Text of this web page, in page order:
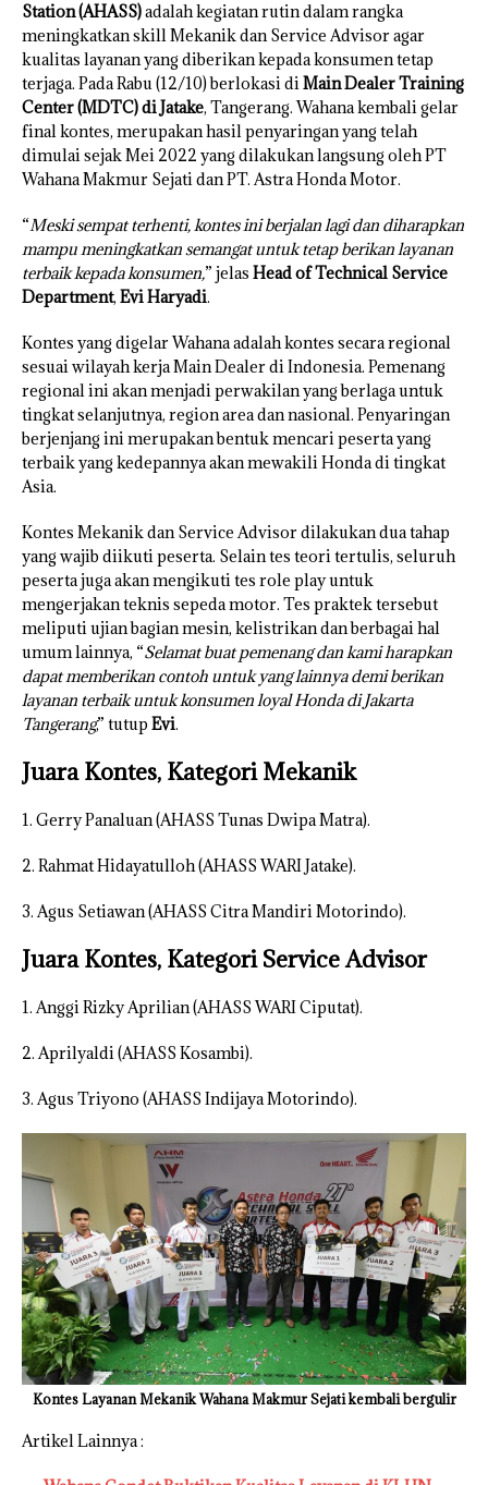
Station (AHASS)adalah kegiatan rutin dalam rangka
meningkatkan skill Mekanik dan Service Advisor agar
kualitas layanan yang diberikan kepada konsumen tetap
terjaga. Pada Rabu (12/10) berlokasi diMain Dealer Training
Center (MDTC) di Jatake, Tangerang. Wahana kembali gelar
final kontes, merupakan hasil penyaringan yang telah
dimulai sejak Mei 2022 yang dilakukan langsung oleh PT
Wahana Makmur Sejati dan PT. Astra Honda Motor.
“Meski sempat terhenti, kontes ini berjalan lagi dan diharapkan
mampu meningkatkan semangat untuk tetap berikan layanan
terbaik kepada konsumen,” jelas Head of Technical Service
Department, Evi Haryadi.
Kontes yang digelar Wahana adalah kontes secara regional
sesuai wilayah kerja Main Dealer di Indonesia. Pemenang
regional ini akan menjadi perwakilan yang berlaga untuk
tingkat selanjutnya, region area dan nasional. Penyaringan
berjenjang ini merupakan bentuk mencari peserta yang
terbaik yang kedepannya akan mewakili Honda di tingkat
Asia.
Kontes Mekanik dan Service Advisor dilakukan dua tahap
yang wajib diikuti peserta. Selain tes teori tertulis, seluruh
peserta juga akan mengikuti tes role play untuk
mengerjakan teknis sepeda motor. Tes praktek tersebut
meliputi ujian bagian mesin, kelistrikan dan berbagai hal
umum lainnya, “Selamat buat pemenang dan kami harapkan
dapat memberikan contoh untuk yang lainnya demi berikan
layanan terbaik untuk konsumen loyal Honda di Jakarta
Tangerang,” tutup Evi.
Juara Kontes, Kategori Mekanik
1. Gerry Panaluan (AHASS Tunas Dwipa Matra).
2. Rahmat Hidayatulloh (AHASS WARI Jatake).
3. Agus Setiawan (AHASS Citra Mandiri Motorindo).
Juara Kontes, Kategori Service Advisor
1. Anggi Rizky Aprilian (AHASS WARI Ciputat).
2. Aprilyaldi (AHASS Kosambi).
3. Agus Triyono (AHASS Indijaya Motorindo).
Kontes Layanan Mekanik Wahana Makmur Sejati kembali bergulir
Artikel Lainnya :